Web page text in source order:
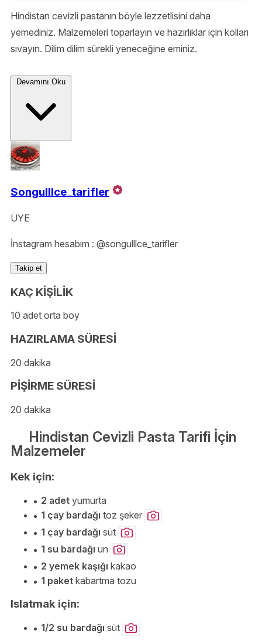
Hindistan cevizli pastanın böyle lezzetlisini daha
yemediniz. Malzemeleri toparlayın ve hazırlıklar için kolları
sıvayın. Dilim dilim sürekli yeneceğine eminiz.
Devamını Oku
Songulllce_tarifler
ÜYE
İnstagram hesabım : @songulllce_tarifler
Takip et
KAÇ KİŞİLİK
10 adet orta boy
HAZIRLAMA SÜRESİ
20 dakika
PİŞİRME SÜRESİ
20 dakika
Hindistan Cevizli Pasta Tarifi İçin
Malzemeler
Kek için:
2 adet yumurta
1 çay bardağı toz şeker
1 çay bardağı süt
1 su bardağı un
2 yemek kaşığı kakao
1 paket kabartma tozu
Islatmak için:
1/2 su bardağı süt